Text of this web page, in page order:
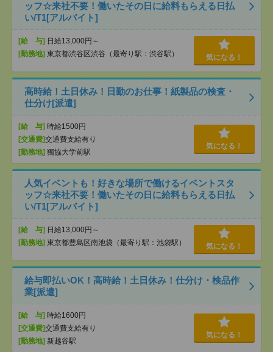
ッフ☆来社不要！働いたその日に給料もらえる日払
い/T1[アルバイト]
[給 与] 日給13,000円～
[勤務地] 東京都渋谷区渋谷（最寄り駅：渋谷駅） 気になる！
高時給！土日休み！日勤のお仕事！紙製品の検査・
仕分け[派遣]
[給 与] 時給1500円
[交通費]交通費支給有り
[勤務地] 獨協大学前駅
気になる！
人気イベントも！好きな場所で働けるイベントスタ
ッフ☆来社不要！働いたその日に給料もらえる日払
い/T1[アルバイト]
[給 与] 日給13,000円～
[勤務地] 東京都豊島区南池袋（最寄り駅：池袋駅） 気になる！
給与即払いOK！高時給！土日休み！仕分け・検品作
業[派遣]
[給 与] 時給1600円
[交通費]交通費支給有り
[勤務地] 新越谷駅
気になる！